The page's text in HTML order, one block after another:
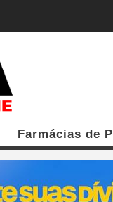
Farmácias de